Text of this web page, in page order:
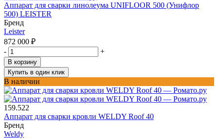
Аппарат для сварки линолеума UNIFLOOR 500 (Унифлор
500) LEISTER
Бренд
Leister
872 000 ₽
-
+
В корзину
Купить в один клик
В наличии
159.522
Аппарат для сварки кровли WELDY Roof 40
Бренд
Weldy